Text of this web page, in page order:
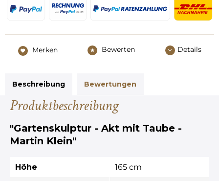
Merken Bewerten Details
Beschreibung Bewertungen
Produktbeschreibung
"Gartenskulptur - Akt mit Taube -
Martin Klein"
Höhe 165 cm